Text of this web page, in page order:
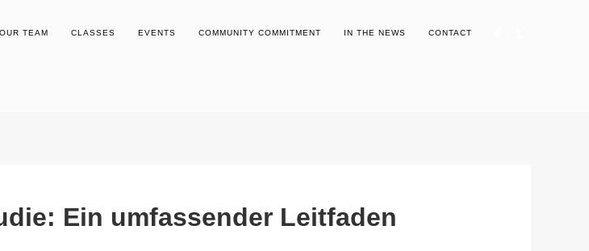
OUR TEAM CLASSES EVENTS COMMUNITY COMMITMENT IN THE NEWS CONTACT
Ein umfassender Leitfaden